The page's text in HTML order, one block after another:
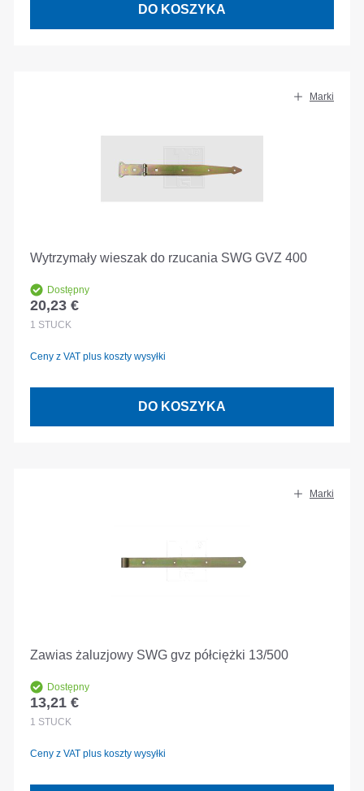
DO KOSZYKA
Marki
Wytrzymały wieszak do rzucania SWG GVZ 400
Dostępny
Cena regularna:
20,23 €
1 STÜCK
Ceny z VAT plus koszty wysyłki
DO KOSZYKA
Marki
Zawias żaluzjowy SWG gvz półciężki 13/500
Dostępny
Cena regularna:
13,21 €
1 STÜCK
Ceny z VAT plus koszty wysyłki